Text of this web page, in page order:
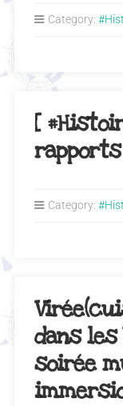
Category:
[
Category:
dans les
soirée